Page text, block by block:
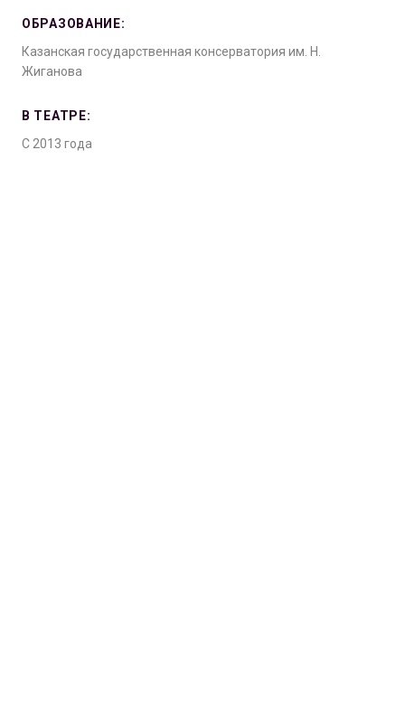
ОБРАЗОВАНИЕ:
Казанская государственная консерватория им. Н.
Жиганова
В ТЕАТРЕ:
С 2013 года